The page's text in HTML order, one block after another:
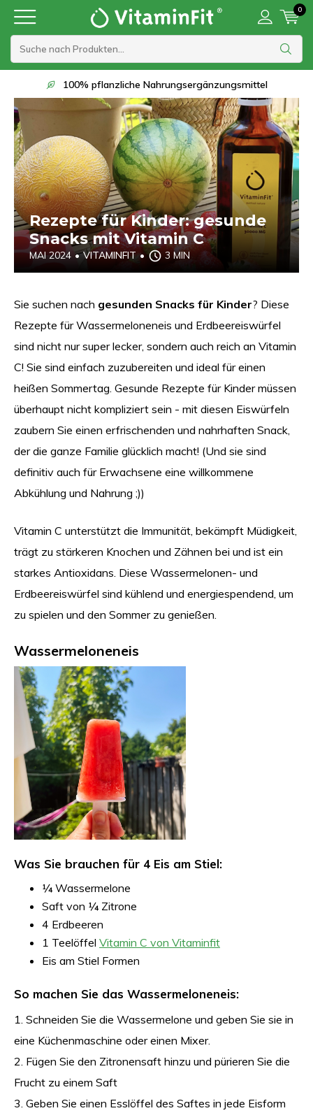
0
Lieferung innerhalb von 1 bis 2 Werktagen
Rezepte für Kinder: gesunde
Snacks mit Vitamin C
MAI 2024 • VITAMINFIT • 3 MIN
Sie suchen nach gesunden Snacks für Kinder? Diese
Rezepte für Wassermeloneneis und Erdbeereiswürfel
sind nicht nur super lecker, sondern auch reich an Vitamin
C! Sie sind einfach zuzubereiten und ideal für einen
heißen Sommertag. Gesunde Rezepte für Kinder müssen
überhaupt nicht kompliziert sein - mit diesen Eiswürfeln
zaubern Sie einen erfrischenden und nahrhaften Snack,
der die ganze Familie glücklich macht! (Und sie sind
definitiv auch für Erwachsene eine willkommene
Abkühlung und Nahrung ;))
Vitamin C unterstützt die Immunität, bekämpft Müdigkeit,
trägt zu stärkeren Knochen und Zähnen bei und ist ein
starkes Antioxidans. Diese Wassermelonen- und
Erdbeereiswürfel sind kühlend und energiespendend, um
zu spielen und den Sommer zu genießen.
Wassermeloneneis
Was Sie brauchen für 4 Eis am Stiel:
¼ Wassermelone
Saft von ¼ Zitrone
4 Erdbeeren
1 Teelöffel Vitamin C von Vitaminfit
Eis am Stiel Formen
So machen Sie das Wassermeloneneis:
1. Schneiden Sie die Wassermelone und geben Sie sie in
eine Küchenmaschine oder einen Mixer.
2. Fügen Sie den Zitronensaft hinzu und pürieren Sie die
Frucht zu einem Saft
3. Geben Sie einen Esslöffel des Saftes in jede Eisform